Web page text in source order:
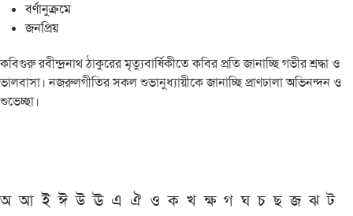
বর্ণানুক্রমে
জনপ্রিয়
কবিগুরু রবীন্দ্রনাথ ঠাকুরের মৃত্যুবার্ষিকীতে কবির প্রতি জানাচ্ছি গভীর শ্রদ্ধা ও
ভালবাসা। নজরুলগীতির সকল শুভানুধ্যায়ীকে জানাচ্ছি প্রাণঢালা অভিনন্দন ও
শুভেচ্ছা।
অ আ ই ঈ উ ঊ এ ঐ ও ক খ ক্ষ গ ঘ চ ছ জ ঝ ট